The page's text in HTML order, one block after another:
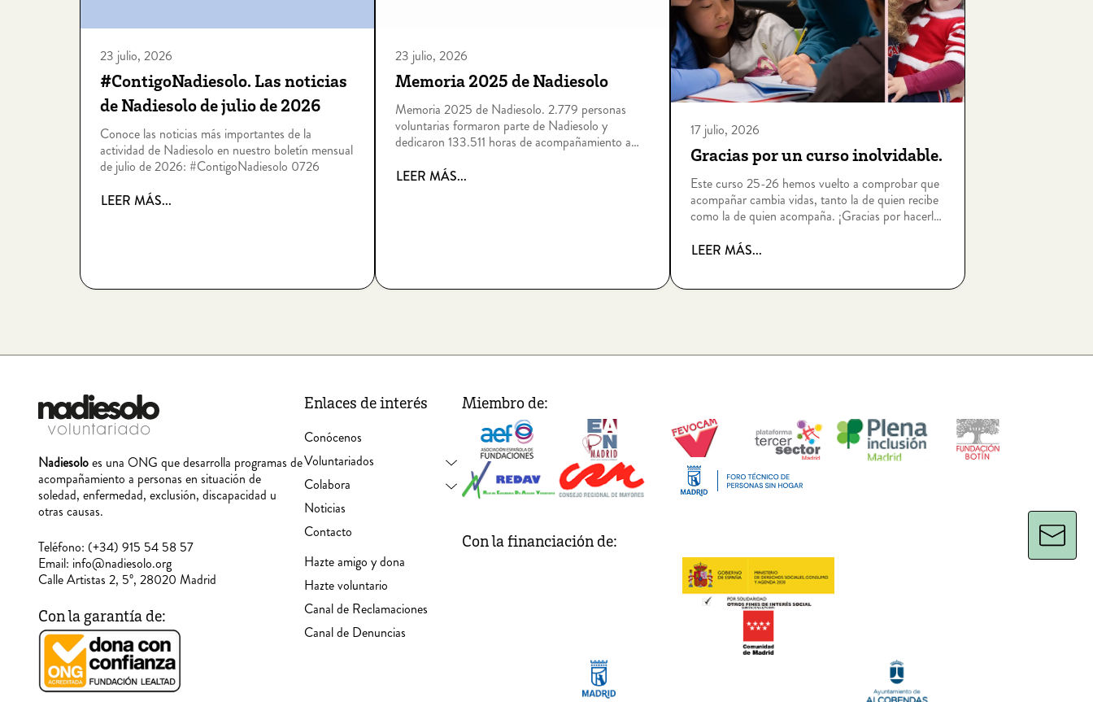
23 julio, 2026
#ContigoNadiesolo. Las noticias
de Nadiesolo de julio de 2026
Conoce las noticias más importantes de la
actividad de Nadiesolo en nuestro boletín mensual
de julio de 2026: #ContigoNadiesolo 0726
LEER MÁS...
23 julio, 2026
Memoria 2025 de Nadiesolo
Memoria 2025 de Nadiesolo. 2.779 personas
voluntarias formaron parte de Nadiesolo y
dedicaron 133.511 horas de acompañamiento a
deseada por edad, enfermedad, dependencia,
LEER MÁS...
17 julio, 2026
Gracias por un curso inolvidable.
Este curso 25-26 hemos vuelto a comprobar que
acompañar cambia vidas, tanto la de quien recibe
como la de quien acompaña. ¡Gracias por hacerlo
LEER MÁS...
Nadiesoloes una ONG que desarrolla programas de
acompañamiento a personas en situación de
soledad, enfermedad, exclusión, discapacidad u
otras causas.
Teléfono: (+34) 915 54 58 57
Email: info@nadiesolo.org
Calle Artistas 2, 5º, 28020 Madrid
Con la garantía de:
Enlaces de interés
Conócenos
Voluntariados
Colabora
Noticias
Contacto
Hazte amigo y dona
Hazte voluntario
Canal de Reclamaciones
Canal de Denuncias
Miembro de:
Con la financiación de: